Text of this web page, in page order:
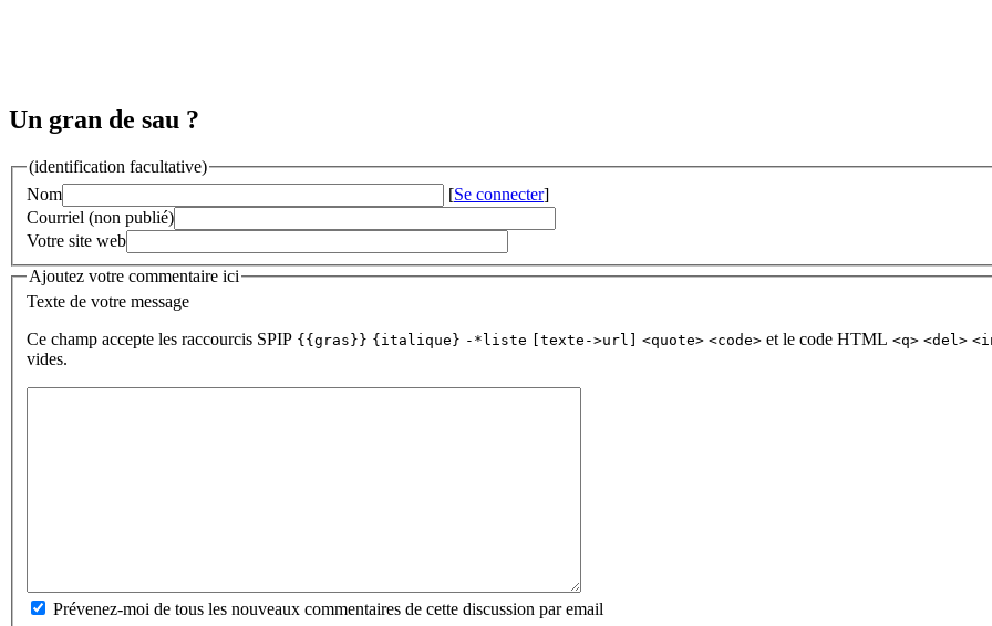
Un gran de sau ?
(identification facultative)
Nom
[Se connecter]
Courriel (non publié)
Votre site web
Ajoutez votre commentaire ici
Texte de votre message
Ce champ accepte les raccourcis SPIP {{gras}} {italique} -*liste [texte->url] <quote> <code> et le code HTML <q> <del>
vides.
Prévenez-moi de tous les nouveaux commentaires de cette discussion par email